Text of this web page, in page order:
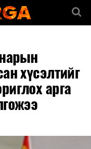
хүсэлтийг
арга